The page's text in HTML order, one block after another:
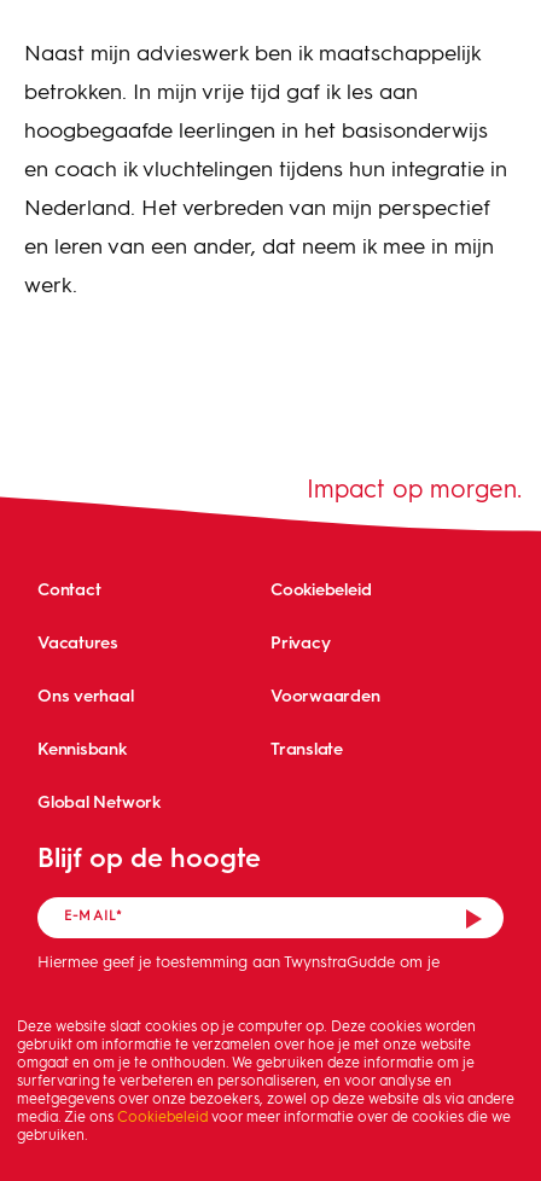
Deze website slaat cookies op je computer op. Deze cookies worden
gebruikt om informatie te verzamelen over hoe je met onze website
omgaat en om je te onthouden. We gebruiken deze informatie om je
surfervaring te verbeteren en personaliseren, en voor analyse en
meetgegevens over onze bezoekers, zowel op deze website als via andere
media. Zie ons Cookiebeleid voor meer informatie over de cookies die we
gebruiken.
Naast mijn advieswerk ben ik maatschappelijk
betrokken. In mijn vrije tijd gaf ik les aan
hoogbegaafde leerlingen in het basisonderwijs
en coach ik vluchtelingen tijdens hun integratie in
Nederland. Het verbreden van mijn perspectief
en leren van een ander, dat neem ik mee in mijn
werk.
Contact Cookiebeleid
Vacatures Privacy
Ons verhaal Voorwaarden
Kennisbank Translate
Global Network
Blijf op de hoogte
Hiermee geef je toestemming aan TwynstraGudde om je
Impact op morgen.